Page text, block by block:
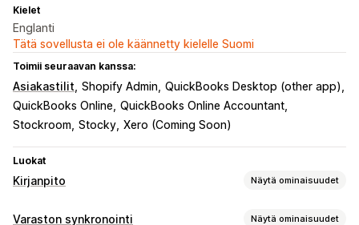
Kielet
Englanti
Tätä sovellusta ei ole käännetty kielelle Suomi
Toimii seuraavan kanssa:
Asiakastilit Shopify Admin QuickBooks Desktop (other app)
QuickBooks Online QuickBooks Online Accountant
Stockroom Stocky Xero (Coming Soon)
Luokat
Kirjanpito Näytä ominaisuudet
Talousraportit
Varaston synkronointi Näytä ominaisuudet